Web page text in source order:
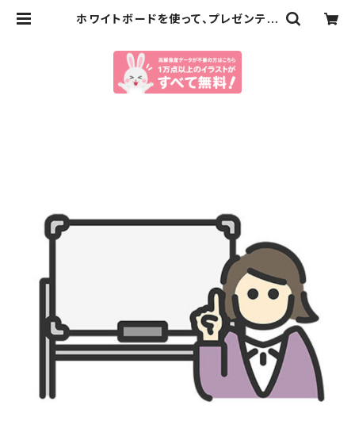
ホワイトボードを使って、プレゼンテー
有料素材販売